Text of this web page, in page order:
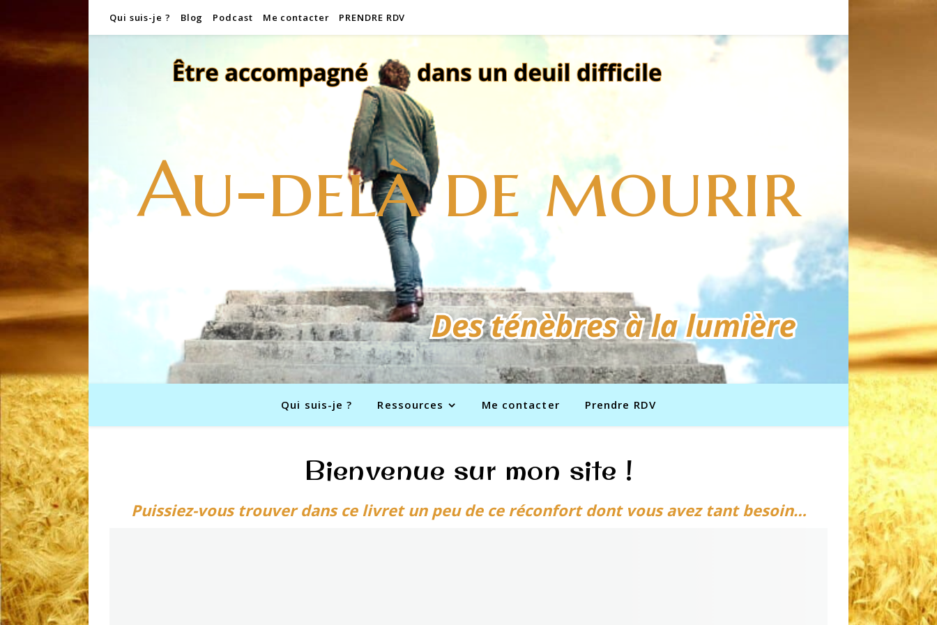
Qui suis-je ? Blog Podcast Me contacter PRENDRE RDV
Au-delà de mourir
Qui suis-je ? Ressources Me contacter Prendre RDV
Bienvenue sur mon site !
Puissiez-vous trouver dans ce livret un peu de ce réconfort dont vous avez tant besoin…